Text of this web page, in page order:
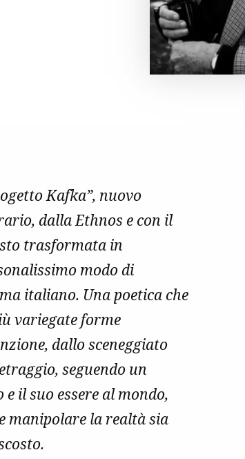
Kafka”, nuovo
dalla Ethnos e con il
trasformata in
modo di
italiano. Una poetica che
variegate forme
dallo sceneggiato
seguendo un
il suo essere al mondo,
manipolare la realtà sia